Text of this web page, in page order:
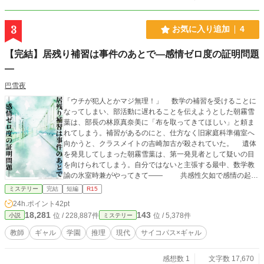
3 お気に入り追加 4
【完結】居残り補習は事件のあとで―感情ゼロ度の証明問題
―
巴雪夜
「ウチが犯人とかマジ無理！」 数学の補習を受けることに
なってしまい、部活動に遅れることを伝えようとした朝霧雪
葉は、部長の林原真奈美に「布を取ってきてほしい」と頼ま
れてしまう。補習があるのにと、仕方なく旧家庭科準備室へ
向かうと、クラスメイトの吉崎加古が殺されていた。 遺体
を発見してしまった朝霧雪葉は、第一発見者として疑いの目
を向けられてしまう。自分ではないと主張する最中、数学教
諭の氷室時兼がやってきて―― 共感性欠如で感情の起伏
が少ないタイプのサイコパス×令和には珍しい平成寄りな陽気
ギャルのライトな短編ミステリー。
ミステリー 完結 短編 R15
24h.ポイント 42pt
小説 18,281 位 / 228,887件 ミステリー 143 位 / 5,378件
教師 ギャル 学園 推理 現代 サイコパス×ギャル
感想数 1
文字数 17,670